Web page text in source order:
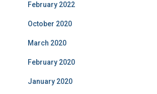
February 2022
October 2020
March 2020
February 2020
January 2020